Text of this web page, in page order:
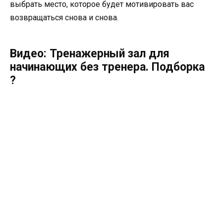
выбрать место, которое будет мотивировать вас
возвращаться снова и снова.
Видео: Тренажерный зал для
начинающих без тренера. Подборка
?